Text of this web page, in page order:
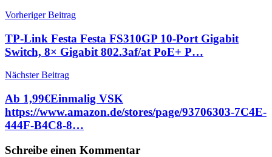
Beitragsnavigation
Vorheriger Beitrag
TP-Link Festa Festa FS310GP 10-Port Gigabit
Switch, 8× Gigabit 802.3af/at PoE+ P…
Nächster Beitrag
Ab 1,99€Einmalig VSK
https://www.amazon.de/stores/page/93706303-7C4E-
444F-B4C8-8…
Schreibe einen Kommentar